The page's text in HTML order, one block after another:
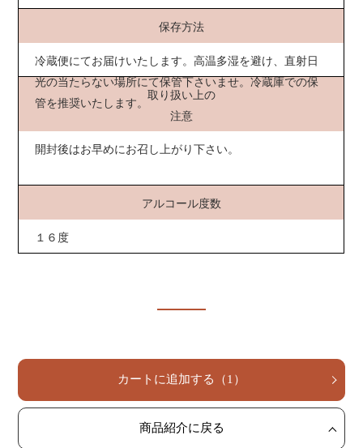
保存方法
冷蔵便にてお届けいたします。高温多湿を避け、直射日
光の当たらない場所にて保管下さいませ。冷蔵庫での保
管を推奨いたします。
取り扱い上の
注意
開封後はお早めにお召し上がり下さい。
アルコール度数
１６度
カートに追加する （1）
商品紹介に戻る